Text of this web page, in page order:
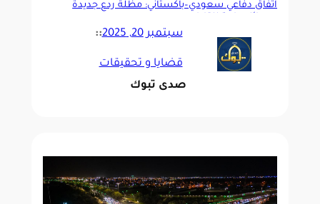
اتفاق دفاعي سعودي–باكستاني: مظلّة ردع جديدة
سبتمبر 20, 2025 ::
قضايا و تحقيقات
صدى تبوك